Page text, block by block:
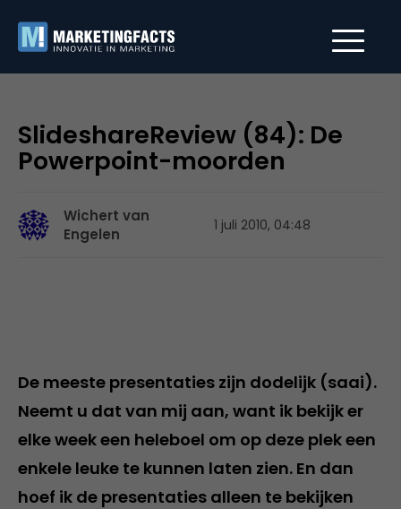
SlideshareReview (84): De
Powerpoint-moorden
Wichert van
Engelen
1 juli 2010, 04:48
De meeste presentaties zijn dodelijk (saai).
Neemt u dat van mij aan, want ik bekijk er
elke week een heleboel om op deze plek een
enkele leuke te kunnen laten zien. En dan
hoef ik de presentaties alleen te bekijken